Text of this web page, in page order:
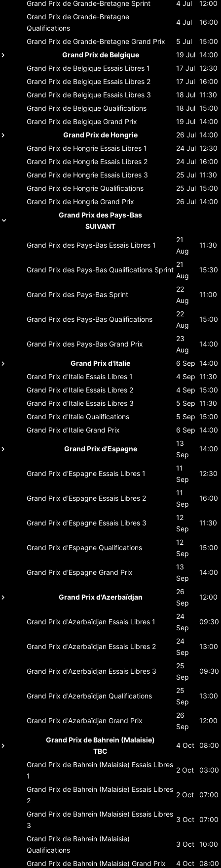
Grand Prix de Grande-Bretagne Sprint 4 Jul
12:00
Grand Prix de Grande-Bretagne
Qualifications
4 Jul 16:00
Grand Prix de Grande-Bretagne Grand Prix 5 Jul
15:00
Grand Prix de Belgique
19 Jul 14:00
Grand Prix de Belgique Essais Libres 1 17 Jul 12:30
Grand Prix de Belgique Essais Libres 2 17 Jul 16:00
Grand Prix de Belgique Essais Libres 3 18 Jul 11:30
Grand Prix de Belgique Qualifications 18 Jul 15:00
Grand Prix de Belgique Grand Prix 19 Jul 14:00
Grand Prix de Hongrie
26 Jul 14:00
Grand Prix de Hongrie Essais Libres 1 24 Jul 12:30
Grand Prix de Hongrie Essais Libres 2 24 Jul 16:00
Grand Prix de Hongrie Essais Libres 3 25 Jul 11:30
Grand Prix de Hongrie Qualifications 25 Jul 15:00
Grand Prix de Hongrie Grand Prix 26 Jul 14:00
Grand Prix des Pays-Bas
SUIVANT
Grand Prix des Pays-Bas Essais Libres 1
21
Aug
11:30
Grand Prix des Pays-Bas Qualifications Sprint
21
Aug
15:30
Grand Prix des Pays-Bas Sprint
22
Aug
11:00
Grand Prix des Pays-Bas Qualifications
22
Aug
15:00
Grand Prix des Pays-Bas Grand Prix
23
Aug
14:00
Grand Prix d'Italie 6 Sep 14:00
Grand Prix d'Italie Essais Libres 1 4 Sep 11:30
Grand Prix d'Italie Essais Libres 2 4 Sep 15:00
Grand Prix d'Italie Essais Libres 3 5 Sep 11:30
Grand Prix d'Italie Qualifications 5 Sep 15:00
Grand Prix d'Italie Grand Prix 6 Sep 14:00
Grand Prix d'Espagne
13
Sep
14:00
Grand Prix d'Espagne Essais Libres 1
11
Sep
12:30
Grand Prix d'Espagne Essais Libres 2
11
Sep
16:00
Grand Prix d'Espagne Essais Libres 3
12
Sep
11:30
Grand Prix d'Espagne Qualifications
12
Sep
15:00
Grand Prix d'Espagne Grand Prix
13
Sep
14:00
Grand Prix d'Azerbaïdjan
26
Sep
12:00
Grand Prix d'Azerbaïdjan Essais Libres 1
24
Sep
09:30
Grand Prix d'Azerbaïdjan Essais Libres 2
24
Sep
13:00
Grand Prix d'Azerbaïdjan Essais Libres 3
25
Sep
09:30
Grand Prix d'Azerbaïdjan Qualifications
25
Sep
13:00
Grand Prix d'Azerbaïdjan Grand Prix
26
Sep
12:00
Grand Prix de Bahrein (Malaisie)
TBC
4 Oct 08:00
Grand Prix de Bahrein (Malaisie) Essais Libres
1
2 Oct 03:00
Grand Prix de Bahrein (Malaisie) Essais Libres
2
2 Oct 07:00
Grand Prix de Bahrein (Malaisie) Essais Libres
3
3 Oct 07:00
Grand Prix de Bahrein (Malaisie)
Qualifications
3 Oct 10:00
Grand Prix de Bahrein (Malaisie) Grand Prix 4 Oct 08:00